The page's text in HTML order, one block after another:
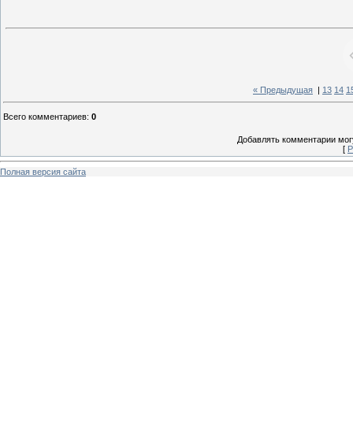
« Предыдущая 13 14
Всего комментариев: 0
Добавлять комментарии
[
Полная версия сайта